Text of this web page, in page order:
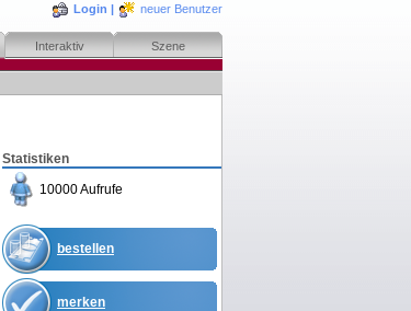
Login | neuer Benutzer
Interaktiv Szene
Statistiken
10000 Aufrufe
bestellen
merken